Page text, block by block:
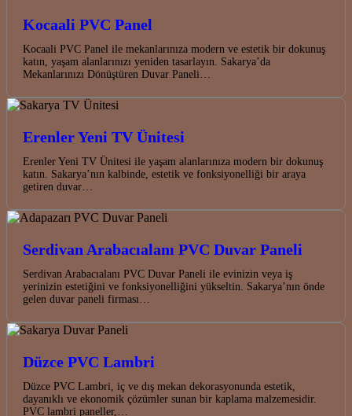
Kocaali PVC Panel
Kocaali PVC Panel ile mekanlarınıza modern ve estetik bir dokunuş
katın, yaşam alanlarınızı yeniden tasarlayın. Sakarya’da
Mekanlarınızı Dönüştüren Duvar Paneli…
Erenler Yeni TV Ünitesi
Erenler Yeni TV Ünitesi ile yaşam alanlarınıza modern bir dokunuş
katın. Sakarya’nın kalbinde, estetik ve fonksiyonelliği bir araya
getiren duvar…
Serdivan Arabacıalanı PVC Duvar Paneli
Serdivan Arabacıalanı PVC Duvar Paneli ile evinizin veya iş
yerinizin estetiğini ve fonksiyonelliğini yükseltin. Sakarya’nın önde
gelen duvar paneli firması…
Düzce PVC Lambri
Düzce PVC Lambri, iç ve dış mekan dekorasyonunda estetik,
dayanıklı ve ekonomik çözümler sunan bir kaplama malzemesidir.
PVC lambri paneller,…